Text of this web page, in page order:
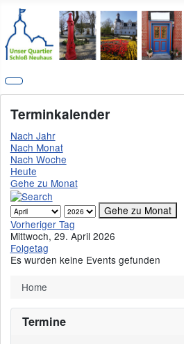
Terminkalender
Nach Jahr
Nach Monat
Nach Woche
Heute
Gehe zu Monat
Gehe zu Monat
Vorheriger Tag
Mittwoch, 29. April 2026
Folgetag
Es wurden keine Events gefunden
Home
Termine